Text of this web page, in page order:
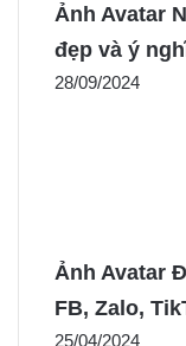
Ảnh Avatar
đẹp và ý
28/09/2024
Ảnh Avatar
FB, Zalo,
25/04/2024